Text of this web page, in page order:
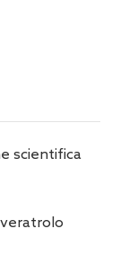
scientifica